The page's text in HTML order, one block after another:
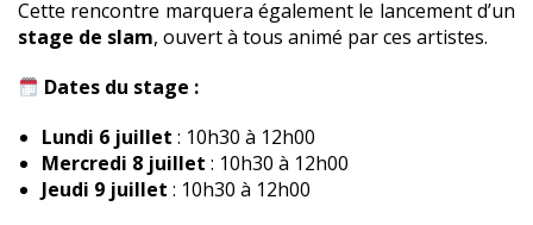
Cette rencontre marquera également le lancement d’un
stage de slam, ouvert à tous animé par ces artistes.
Dates du stage :
Lundi 6 juillet : 10h30 à 12h00
Mercredi 8 juillet : 10h30 à 12h00
Jeudi 9 juillet : 10h30 à 12h00